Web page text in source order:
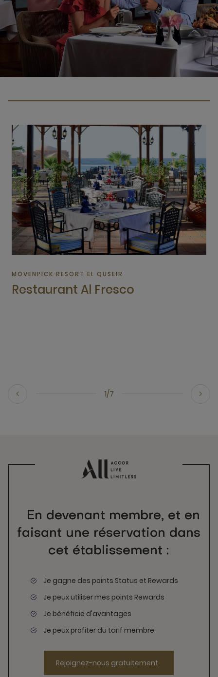
1/7
MÖVENPICK RESORT EL QUSEIR
Restaurant Al Fresco
En devenant membre, et en
faisant une réservation dans
cet établissement :
Je gagne des points Status et Rewards
Je peux utiliser mes points Rewards
Je bénéficie d'avantages
Je peux profiter du tarif membre
Rejoignez-nous gratuitement